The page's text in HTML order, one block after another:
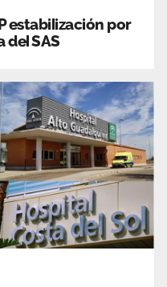
estabilización por
del SAS